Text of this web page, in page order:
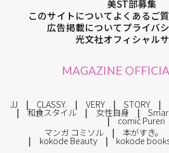
美ST部募集
このサイトについてよくあるご
広告掲載についてプライバ
光文社オフィシャル
MAGAZINE
JJ CLASSY. VERY STORY
和食スタイル 女性自身
comic Pureri
マンガ コミソル
本がすき。
kokode Beauty kokode